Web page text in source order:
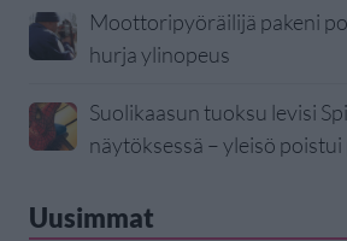
Moottoripyöräilijä pakeni
hurja ylinopeus
Suolikaasun tuoksu levisi
näytöksessä – yleisö
Uusimmat